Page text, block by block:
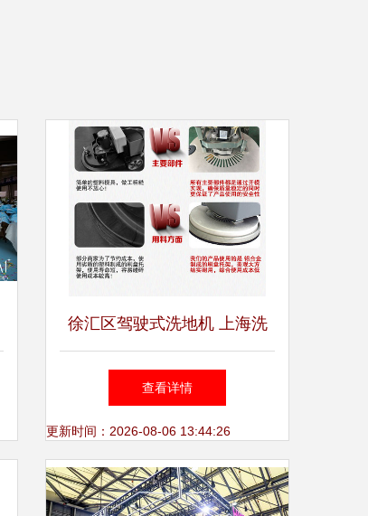
徐汇区驾驶式洗地机 上海洗
地利器不二之选——柔印洗地
机销售中心专业解析
查看详情
更新时间：2026-08-06 13:44:26